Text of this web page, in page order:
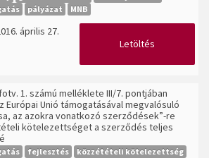
pályázat MNB
április 27.
Letöltés
1. számú melléklete III/7. pontjában
Európai Unió támogatásával megvalósuló
az azokra vonatkozó szerződések”-re
kötelezettséget a szerződés teljes
fejlesztés közzétételi kötelezettség